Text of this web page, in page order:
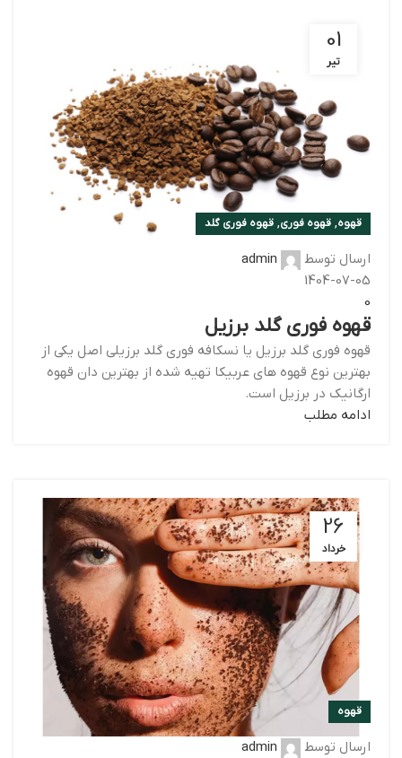
01
تیر
قهوه, قهوه فوری, قهوه فوری گلد
ارسال توسط
admin
1404-07-05
0
قهوه فوری گلد برزیل
قهوه فوری گلد برزیل یا نسکافه فوری گلد برزیلی اصل یکی از
بهترین نوع قهوه های عربیکا تهیه شده از بهترین دان قهوه
ارگانیک در برزیل است.
ادامه مطلب
26
خرداد
قهوه
ارسال توسط
admin